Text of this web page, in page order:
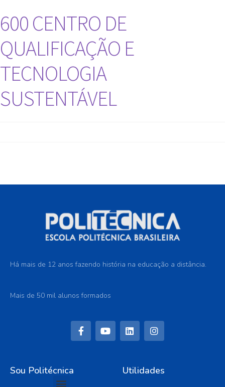
600 CENTRO DE
QUALIFICAÇÃO E
TECNOLOGIA
SUSTENTÁVEL
Há mais de 12 anos fazendo história na educação a distância.
Mais de 50 mil alunos formados
Sou Politécnica Utilidades